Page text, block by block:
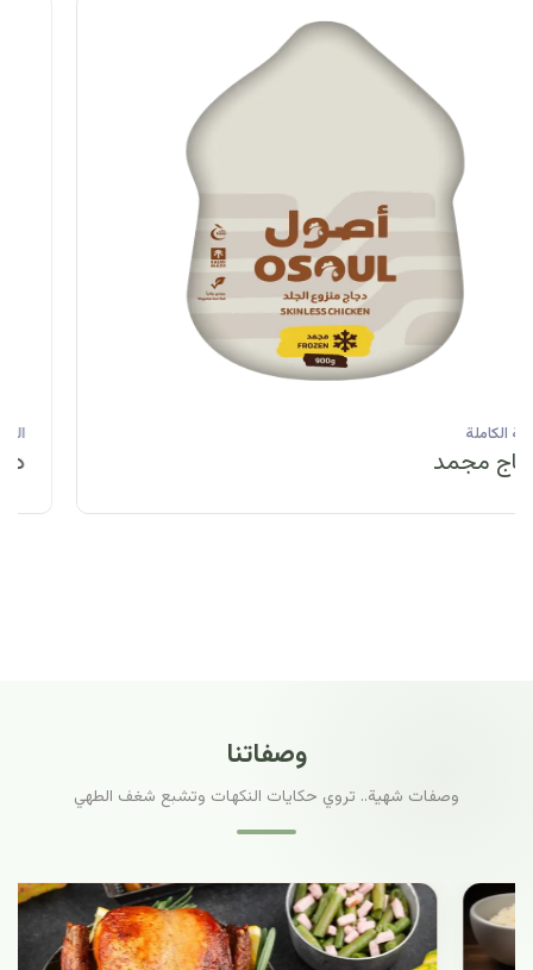
الحبة الكاملة
دجاج مبرد
وصفاتنا
وصفات شهية.. تروي حكايات النكهات وتشبع شغف الطهي